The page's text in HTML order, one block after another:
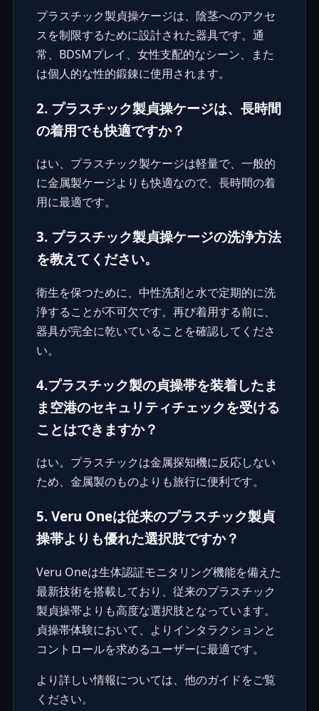
プラスチック製貞操ケージは、陰茎へのアクセ
スを制限するために設計された器具です。通
常、BDSMプレイ、女性支配的なシーン、また
は個人的な性的鍛錬に使用されます。
2. プラスチック製貞操ケージは、長時間
の着用でも快適ですか？
はい、プラスチック製ケージは軽量で、一般的
に金属製ケージよりも快適なので、長時間の着
用に最適です。
3. プラスチック製貞操ケージの洗浄方法
を教えてください。
衛生を保つために、中性洗剤と水で定期的に洗
浄することが不可欠です。再び着用する前に、
器具が完全に乾いていることを確認してくださ
い。
4.プラスチック製の貞操帯を装着したま
ま空港のセキュリティチェックを受ける
ことはできますか？
はい。プラスチックは金属探知機に反応しない
ため、金属製のものよりも旅行に便利です。
5. Veru Oneは従来のプラスチック製貞
操帯よりも優れた選択肢ですか？
Veru Oneは生体認証モニタリング機能を備えた
最新技術を搭載しており、従来のプラスチック
製貞操帯よりも高度な選択肢となっています。
貞操帯体験において、よりインタラクションと
コントロールを求めるユーザーに最適です。
より詳しい情報については、他のガイドをご覧
ください。